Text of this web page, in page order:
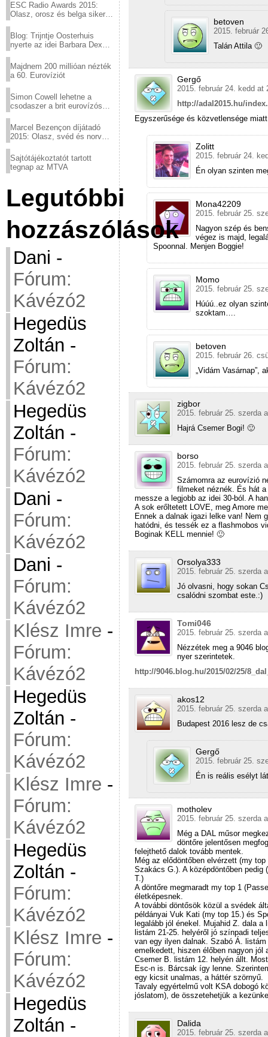
ESC Radio Awards 2015:
Olasz, orosz és belga siker,
Blog: Trijntje Oosterhuis
nyerte az idei Barbara Dex
Majdnem 200 millióan nézték
a 60. Eurovíziót
Simon Cowell lehetne a
csodaszer a brit eurovízós
Marcel Bezençon díjátadó
2015: Olasz, svéd és norvég
Sajtótájékoztatót tartott
tegnap az MTVA
Legutóbbi
hozzászólások
Dani -
Fórum:
Kávézó2
Hegedüs
Zoltán -
Fórum:
Kávézó2
Hegedüs
Zoltán -
Fórum:
Kávézó2
Dani -
Fórum:
Kávézó2
Dani -
Fórum:
Kávézó2
Klész Imre -
Fórum:
Kávézó2
Hegedüs
Zoltán -
Fórum:
Kávézó2
Klész Imre -
Fórum:
Kávézó2
Hegedüs
Zoltán -
Fórum:
Kávézó2
Klész Imre -
Fórum:
Kávézó2
Hegedüs
Zoltán -
betoven
2015. február
Talán Attila 🙂
Gergő
2015. február 24. kedd at
http://adal2015.hu/
Egyszerűsége és közvetlensége
Zolitt
2015. február 24.
Én olyan szinten
Mona42209
2015. február 25.
Nagyon szép és
végez is majd,
Spoonnal. Menjen Boggie!
Momo
2015. február 25.
Húúú..ez olyan
szoktam….
betoven
2015. február 26.
„Vidám Vasárnap”,
zigbor
2015. február 25. szerda
Hajrá Csemer Bogi! 🙂
borso
2015. február 25. szerda
Számomra az eurovízió
filmeket néznék. És hát
messze a legjobb az idei 30-ból. A
A sok erőltetett LOVE, meg Amore
Ennek a dalnak igazi lelke van! Nem
hatódni, és tessék ez a flashmobos
Boginak KELL mennie! 🙂
Orsolya333
2015. február 25. szerda
Jó olvasni, hogy sokan
csalódni szombat este.:)
Tomi046
2015. február 25. szerda
Nézzétek meg a 9046
nyer szerintetek.
http://9046.blog.hu/2015/02/25/
akos12
2015. február 25. szerda
Budapest 2016 lesz de
Gergő
2015. február 25.
Én is reális esélyt
motholev
2015. február 25. szerda
Még a DAL műsor
döntőre jelentősen
felejthető dalok tovább mentek.
Még az elődöntőben elvérzett (my
Szakács G.). A középdöntőben
T.)
A döntőre megmaradt my top 1
életképesnek.
A további döntősök közül a svédek
példányai Vuk Kati (my top 15.) és
legalább jól énekel. Mujahid Z. dala
listám 21-25. helyéről jó színpadi
van egy ilyen dalnak. Szabó Á.
emelkedett, hiszen élőben nagyon
Csemer B. listám 12. helyén állt.
Esc-n is. Bárcsak így lenne.
egy kicsit unalmas, a háttér szörnyű.
Tavaly egyértelmű volt KSA dobogó
jóslatom), de összetehetjük a
Dalida
2015. február 25. szerda